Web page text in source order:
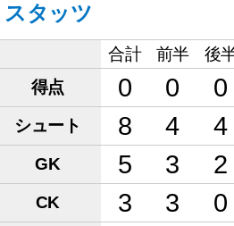
スタッツ
合計 前半 後
得点 0 0
0
シュート 8 4
4
GK 5 3
2
CK 3 3
0